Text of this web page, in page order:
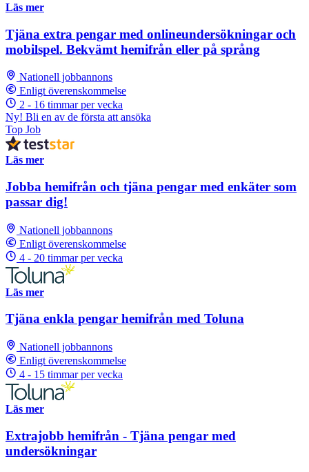
Läs mer
Tjäna extra pengar med onlineundersökningar och
mobilspel. Bekvämt hemifrån eller på språng
Nationell jobbannons
Enligt överenskommelse
2 - 16 timmar per vecka
Ny! Bli en av de första att ansöka
Top Job
Läs mer
Jobba hemifrån och tjäna pengar med enkäter som
passar dig!
Nationell jobbannons
Enligt överenskommelse
4 - 20 timmar per vecka
Läs mer
Tjäna enkla pengar hemifrån med Toluna
Nationell jobbannons
Enligt överenskommelse
4 - 15 timmar per vecka
Läs mer
Extrajobb hemifrån - Tjäna pengar med
undersökningar